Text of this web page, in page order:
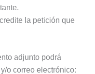
la petición que
adjunto podrá
o correo electrónico: